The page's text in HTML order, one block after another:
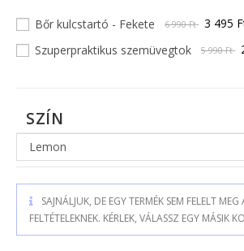
Bőr kulcstartó - Fekete 6 990 Ft
3 495
Szuperpraktikus szemüvegtok
5 990 Ft
SZÍN
Lemon
SAJNÁLJUK, DE EGY TERMÉK SEM FELELT MEG
FELTÉTELEKNEK. KÉRLEK, VÁLASSZ EGY MÁSIK